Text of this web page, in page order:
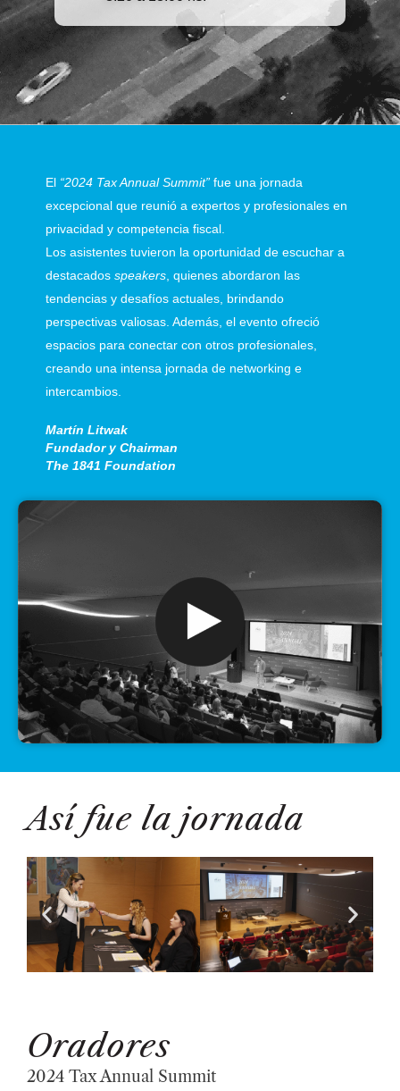
El “2024 Tax Annual Summit” fue una jornada
excepcional que reunió a expertos y profesionales en
privacidad y competencia fiscal.
Los asistentes tuvieron la oportunidad de escuchar a
destacados speakers , quienes abordaron las
tendencias y desafíos actuales, brindando
perspectivas valiosas. Además, el evento ofreció
espacios para conectar con otros profesionales,
creando una intensa jornada de networking e
intercambios.
Martín Litwak
Fundador y Chairman
The 1841 Foundation
Así fue la jornada
Oradores
2024 Tax Annual Summit